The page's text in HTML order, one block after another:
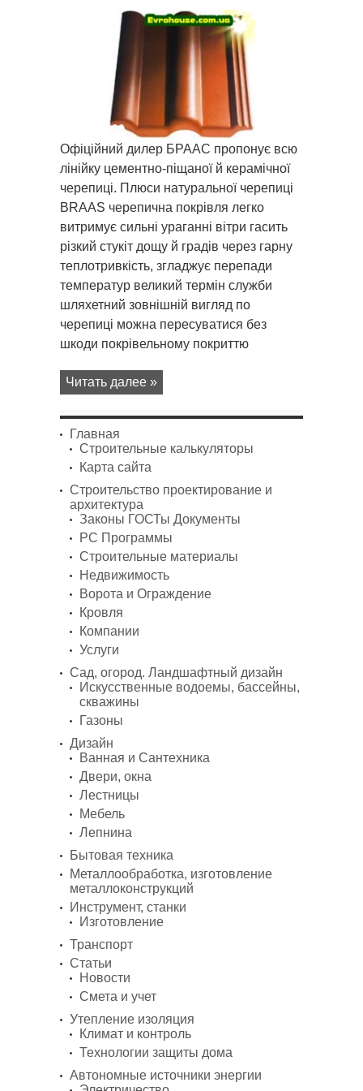
Braas
Офіційний дилер БРААС пропонує всю
лінійку цементно-піщаної й керамічної
черепиці. Плюси натуральної черепиці
BRAAS черепична покрівля легко
витримує сильні ураганні вітри гасить
різкий стукіт дощу й градів через гарну
теплотривкість, згладжує перепади
температур великий термін служби
шляхетний зовнішній вигляд по
черепиці можна пересуватися без
шкоди покрівельному покриттю
Читать далее »
Главная
Строительные калькуляторы
Карта сайта
Строительство проектирование и
архитектура
Законы ГОСТы Документы
PC Программы
Строительные материалы
Недвижимость
Ворота и Ограждение
Кровля
Компании
Услуги
Сад, огород. Ландшафтный дизайн
Искусственные водоемы, бассейны,
скважины
Газоны
Дизайн
Ванная и Сантехника
Двери, окна
Лестницы
Мебель
Лепнина
Бытовая техника
Металлообработка, изготовление
металлоконструкций
Инструмент, станки
Изготовление
Транспорт
Статьи
Новости
Смета и учет
Утепление изоляция
Климат и контроль
Технологии защиты дома
Автономные источники энергии